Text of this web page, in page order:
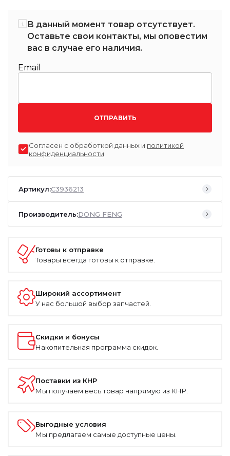
В данный момент товар отсутствует.
Оставьте свои контакты, мы оповестим
вас в случае его наличия.
Email
ОТПРАВИТЬ
Согласен с обработкой данных и политикой
конфиденциальности
Артикул:C3936213
Производитель:DONG FENG
Готовы к отправке
Товары всегда готовы к отправке.
Широкий ассортимент
У нас большой выбор запчастей.
Скидки и бонусы
Накопительная программа скидок.
Поставки из КНР
Мы получаем весь товар напрямую из КНР.
Выгодные условия
Мы предлагаем самые доступные цены.